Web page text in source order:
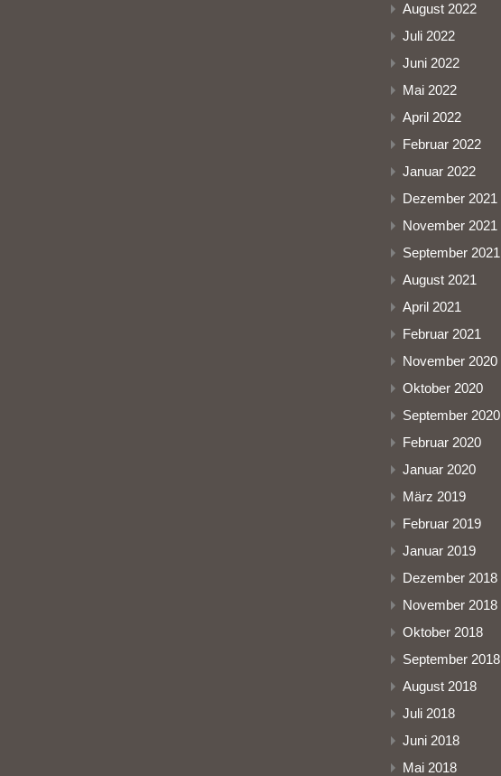
August 2022
Juli 2022
Juni 2022
Mai 2022
April 2022
Februar 2022
Januar 2022
Dezember 2021
November 2021
September 2021
August 2021
April 2021
Februar 2021
November 2020
Oktober 2020
September 2020
Februar 2020
Januar 2020
März 2019
Februar 2019
Januar 2019
Dezember 2018
November 2018
Oktober 2018
September 2018
August 2018
Juli 2018
Juni 2018
Mai 2018